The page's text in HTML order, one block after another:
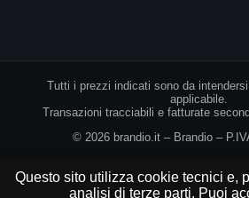
Tutti i prezzi indicati sono da
applicabile.
Transazioni tracciabili e fatturate
© 2026 brandio.it – Brandio –
Questo sito utilizza cookie tecnici e,
analisi di terze parti. Puoi